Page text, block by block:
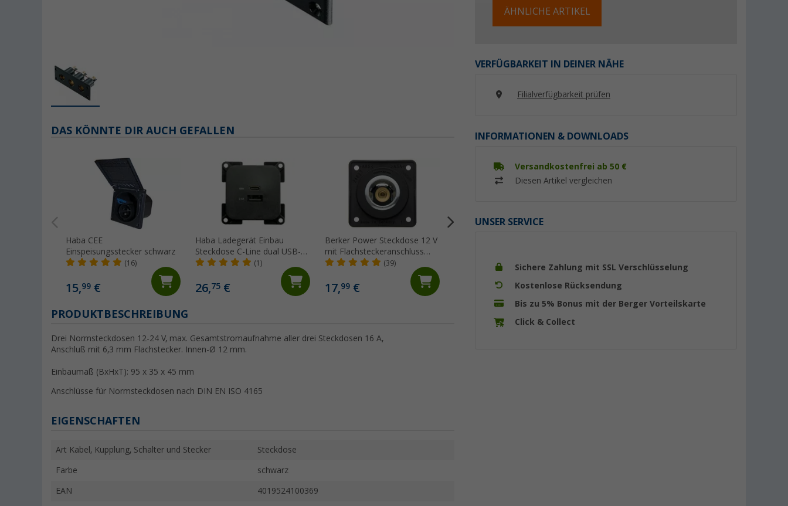
ÄHNLICHE ARTIKEL
VERFÜGBARKEIT IN DEINER NÄHE
Filialverfügbarkeit prüfen
INFORMATIONEN & DOWNLOADS
Versandkostenfrei ab 50 €
Diesen Artikel vergleichen
UNSER SERVICE
Sichere Zahlung mit SSL Verschlüsselung
Kostenlose Rücksendung
Bis zu 5% Bonus mit der Berger Vorteilskarte
Click & Collect
DAS KÖNNTE DIR AUCH GEFALLEN
Haba CEE
Einspeisungsstecker schwarz
(16)
15,99 €
Haba Ladegerät Einbau
Steckdose C-Line dual USB-A
und USB-C 10-24 Volt
(1)
26,75 €
Berker Power Steckdose 12 V
mit Flachsteckeranschluss
anthrazit
(39)
17,99 €
Anschlussklemme für
Fahrzeuge / Innenräume
(1)
UVP 30,95 €
%
(39)
UVP 13,99 €
PRODUKTBESCHREIBUNG
Drei Normsteckdosen 12-24 V, max. Gesamtstromaufnahme aller drei Steckdosen 16 A,
Anschluß mit 6,3 mm Flachstecker. Innen-Ø 12 mm.
Einbaumaß (BxHxT): 95 x 35 x 45 mm
Anschlüsse für Normsteckdosen nach DIN EN ISO 4165
EIGENSCHAFTEN
Art Kabel, Kupplung, Schalter und Stecker Steckdose
Farbe schwarz
EAN 4019524100369